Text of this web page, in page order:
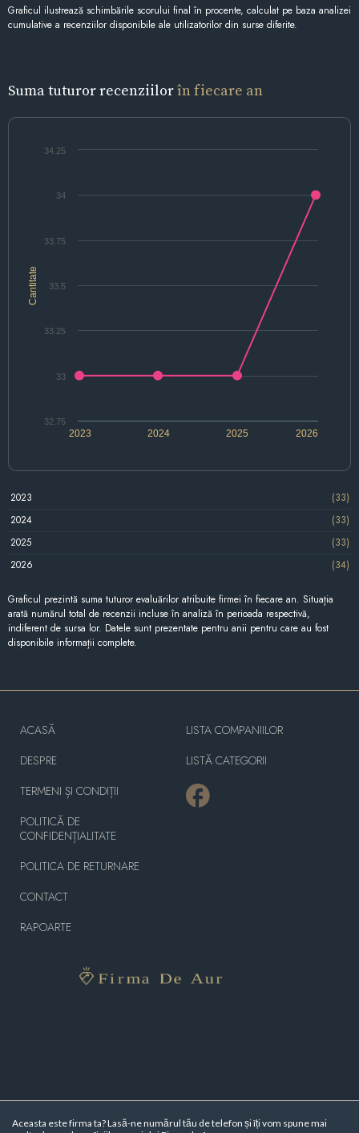
Graficul ilustrează schimbările scorului final în procente, calculat pe baza analizei
cumulative a recenziilor disponibile ale utilizatorilor din surse diferite.
Suma tuturor recenziilorîn fiecare an
Cantitate
2024 2026
2023 2025
32.75
33
33.25
33.5
33.75
34
34.25
2023
(33)
2024
(33)
2025
(33)
2026
(34)
Graficul prezintă suma tuturor evaluărilor atribuite firmei în fiecare an. Situația
arată numărul total de recenzii incluse în analiză în perioada respectivă,
indiferent de sursa lor. Datele sunt prezentate pentru anii pentru care au fost
disponibile informații complete.
Aceasta este firma ta? Lasă-ne numărul tău de telefon și îți vom spune mai
ACASĂ
DESPRE
TERMENI ȘI CONDIȚII
POLITICĂ DE
CONFIDENȚIALITATE
POLITICA DE RETURNARE
CONTACT
RAPOARTE
LISTA COMPANIILOR
LISTĂ CATEGORII